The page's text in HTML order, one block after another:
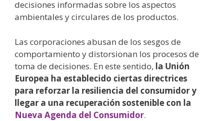
decisiones informadas sobre los aspectos
ambientales y circulares de los productos.
Las corporaciones abusan de los sesgos de
comportamiento y distorsionan los procesos de
toma de decisiones. En este sentido, la Unión
Europea ha establecido ciertas directrices
para reforzar la resiliencia del consumidor y
llegar a una recuperación sostenible con la
Nueva Agenda del Consumidor.